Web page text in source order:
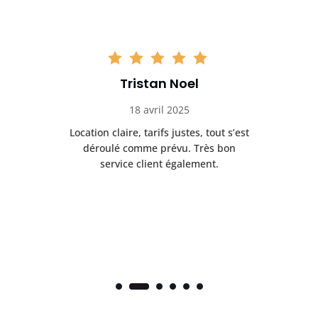
Tristan Noel
18 avril 2025
Location claire, tarifs justes, tout s’est
déroulé comme prévu. Très bon
service client également.